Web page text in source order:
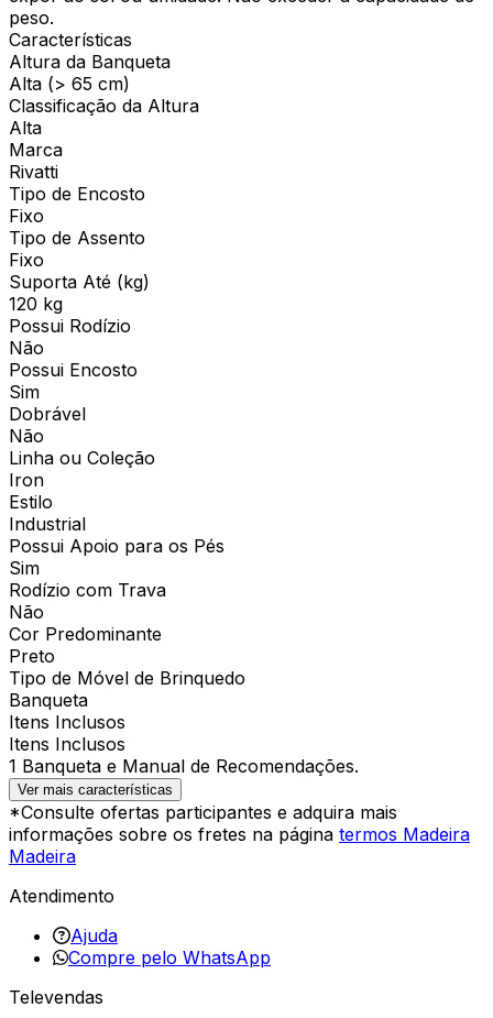
peso.
Características
Altura da Banqueta
Alta (> 65 cm)
Classificação da Altura
Alta
Marca
Rivatti
Tipo de Encosto
Fixo
Tipo de Assento
Fixo
Suporta Até (kg)
120 kg
Possui Rodízio
Não
Possui Encosto
Sim
Dobrável
Não
Linha ou Coleção
Iron
Estilo
Industrial
Possui Apoio para os Pés
Sim
Rodízio com Trava
Não
Cor Predominante
Preto
Tipo de Móvel de Brinquedo
Banqueta
Itens Inclusos
Itens Inclusos
1 Banqueta e Manual de Recomendações.
Ver mais características
*Consulte ofertas participantes e adquira mais
informações sobre os fretes na página termos Madeira
Madeira
Atendimento
Ajuda
Compre pelo WhatsApp
Televendas